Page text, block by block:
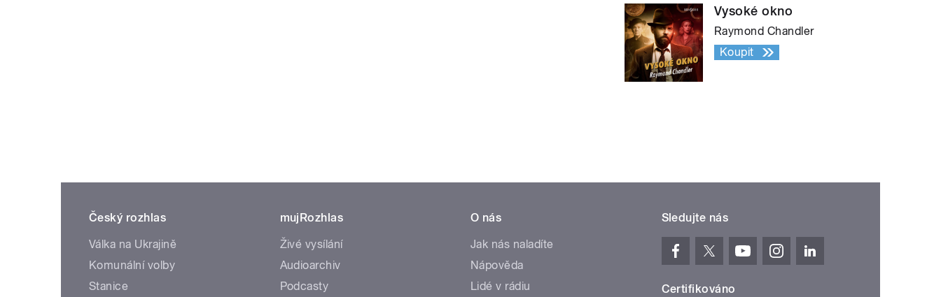
Vysoké okno
Raymond Chandler
Koupit
Český rozhlas
Válka na Ukrajině
Komunální volby
Stanice
mujRozhlas
Živé vysílání
Audioarchiv
Podcasty
O nás
Jak nás naladíte
Nápověda
Lidé v rádiu
Sledujte nás
Certifikováno